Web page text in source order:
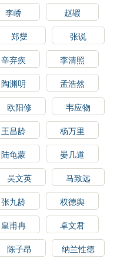
李峤
赵嘏
郑燮
张说
辛弃疾
李清照
陶渊明
孟浩然
欧阳修
韦应物
王昌龄
杨万里
陆龟蒙
晏几道
吴文英
马致远
张九龄
权德舆
皇甫冉
卓文君
陈子昂 纳兰性德